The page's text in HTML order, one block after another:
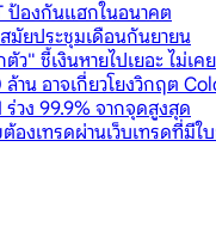
ป้องกันแฮกในอนาคต
มัยประชุมเดือนกันยายน
ชี้เงินหายไปเยอะ ไม่เค
าน อาจเกี่ยวโยงวิกฤต
วง 99.9% จากจุดสูงสุด
องเทรดผ่านเว็บเทรดที่มีใ